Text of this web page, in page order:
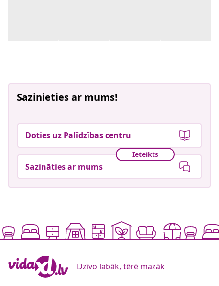
Sazinieties ar mums!
Doties uz Palīdzības centru
Ieteikts
Sazināties ar mums
Dzīvo labāk, tērē mazāk